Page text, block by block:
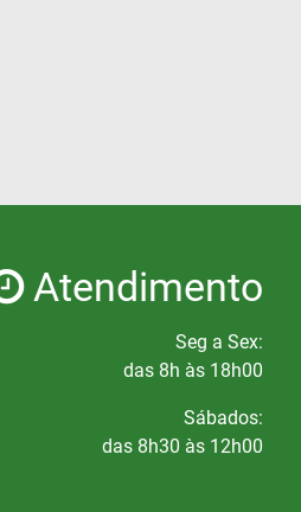
Atendimento
Seg a Sex:
das 8h às 18h00
Sábados:
das 8h30 às 12h00